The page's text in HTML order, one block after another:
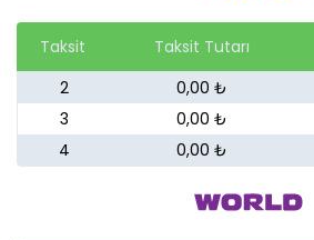
Taksit Taksit Tutarı
2
0,00 ₺
3
0,00 ₺
4
0,00 ₺